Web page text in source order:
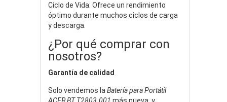
Ciclo de Vida: Ofrece un rendimiento
óptimo durante muchos ciclos de carga
y descarga.
¿Por qué comprar con
nosotros?
Garantía de calidad
Solo vendemos la Batería para Portátil